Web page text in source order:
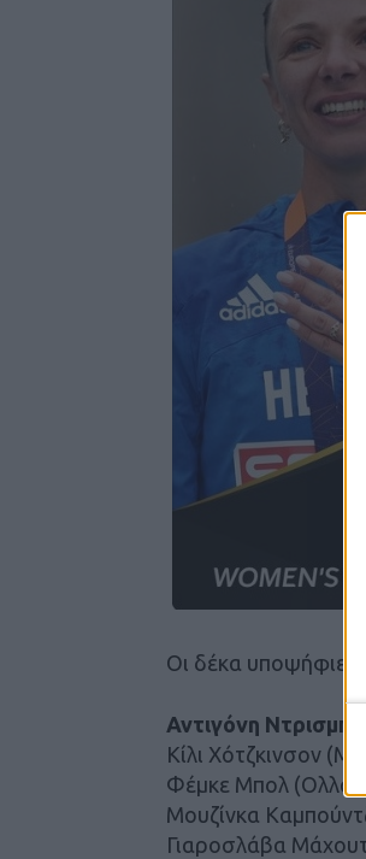
Οι δέκα υποψήφιες
Αντιγόνη
Κίλι Χότζκινσον
Φέμκε Μπολ
Μουζίνκα
Γιαροσλάβα